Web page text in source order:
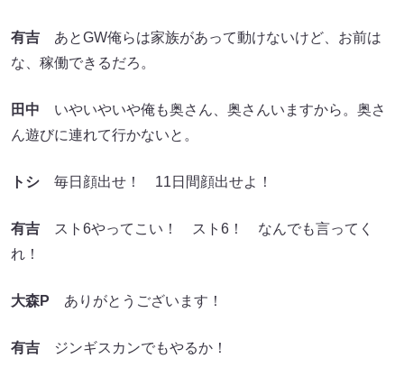
有吉 あとGW俺らは家族があって動けないけど、お前は
な、稼働できるだろ。
田中 いやいやいや俺も奥さん、奥さんいますから。奥さ
ん遊びに連れて行かないと。
トシ 毎日顔出せ！ 11日間顔出せよ！
有吉 スト6やってこい！ スト6！ なんでも言ってく
れ！
大森P ありがとうございます！
有吉 ジンギスカンでもやるか！